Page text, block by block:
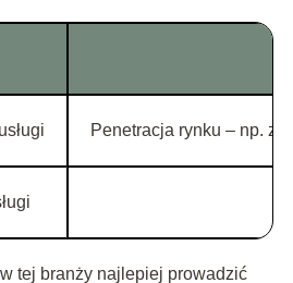
Penetracja rynku – np.
tej branży najlepiej prowadzić